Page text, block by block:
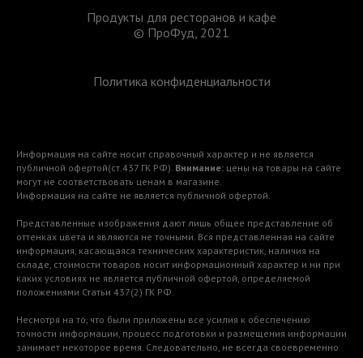
Продукты для ресторанов и кафе
© ПроФуд, 2021
Политика конфиденциальности
Информация на сайте носит справочный характер и не является
публичной офертой(ст.437 ГК РФ). Внимание: цены на товары на сайте
могут не соответствовать ценам в магазине.
Информация на сайте не является публичной офертой.
Представленные изображения дают лишь общее представление об
оттенках цвета и являются не точными. Вся представленная на сайте
информация, касающаяся технических характеристик, наличия на
складе, стоимости товаров носит информационный характер и ни при
каких условиях не является публичной офертой, определяемой
положениями Статьи 437(2) ГК РФ.
Несмотря на то, что были приложены все усилия к обеспечению
точности информации, процесс подготовки и размещения информации
занимает некоторое время. Следовательно, не всегда своевременно